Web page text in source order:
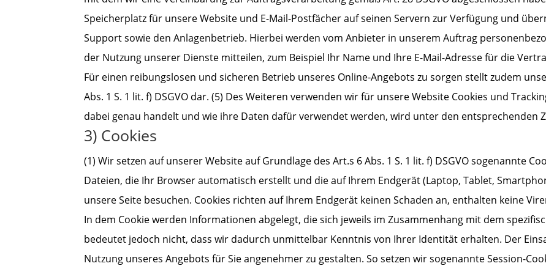
Speicherplatz für unsere Website und E-Mail-Postfächer auf seinen Servern zur Verfügung und
Support sowie den Anlagenbetrieb. Hierbei werden vom Anbieter in unserem Auftrag
der Nutzung unserer Dienste mitteilen, zum Beispiel Ihr Name und Ihre E-Mail-Adresse für die
Für einen reibungslosen und sicheren Betrieb unseres Online-Angebots zu sorgen stellt zudem
Abs. 1 S. 1 lit. f) DSGVO dar. (5) Des Weiteren verwenden wir für unsere Website Cookies und
dabei genau handelt und wie ihre Daten dafür verwendet werden, wird unter den entsprechenden
3) Cookies
(1) Wir setzen auf unserer Website auf Grundlage des Art.s 6 Abs. 1 S. 1 lit. f) DSGVO sogenannte
Dateien, die Ihr Browser automatisch erstellt und die auf Ihrem Endgerät (Laptop, Tablet,
unsere Seite besuchen. Cookies richten auf Ihrem Endgerät keinen Schaden an, enthalten keine
In dem Cookie werden Informationen abgelegt, die sich jeweils im Zusammenhang mit dem
bedeutet jedoch nicht, dass wir dadurch unmittelbar Kenntnis von Ihrer Identität erhalten. Der
Nutzung unseres Angebots für Sie angenehmer zu gestalten. So setzen wir sogenannte Session-